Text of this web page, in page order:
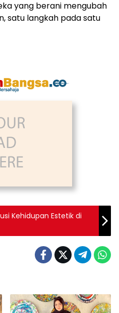
yang berani mengubah
satu langkah pada satu
Kehidupan Estetik di